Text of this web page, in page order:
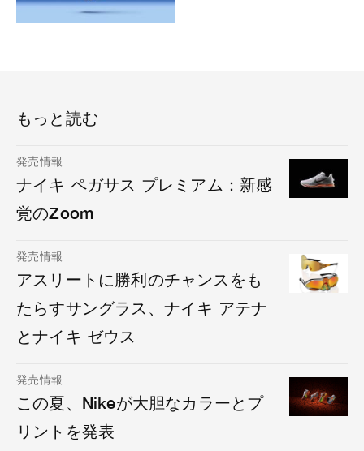
もっと読む
発売情報
ナイキ ペガサス プレミアム：新感
覚のZoom
発売情報
アスリートに勝利のチャンスをも
たらすサングラス、ナイキ アテナ
とナイキ ゼウス
発売情報
この夏、Nikeが大胆なカラーとプ
リントを発表